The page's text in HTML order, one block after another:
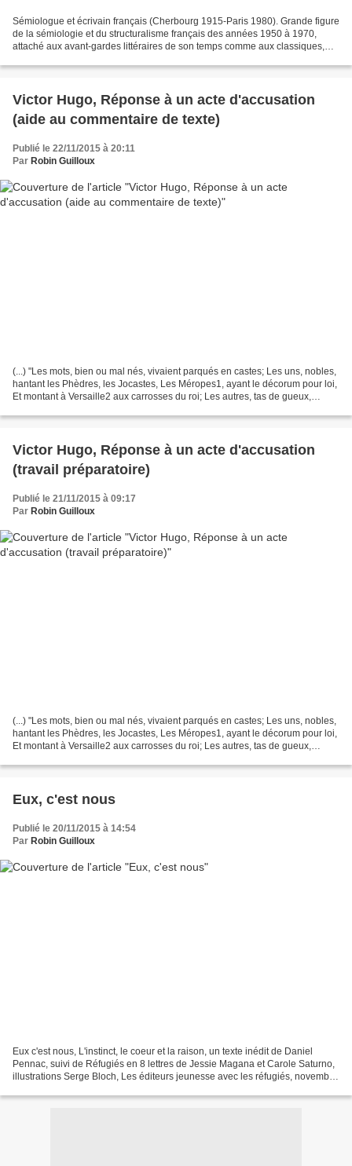
Sémiologue et écrivain français (Cherbourg 1915-Paris 1980). Grande figure
de la sémiologie et du structuralisme français des années 1950 à 1970,
attaché aux avant-gardes littéraires de son temps comme aux classiques,
Victor Hugo, Réponse à un acte d'accusation
(aide au commentaire de texte)
Publié le 22/11/2015 à 20:11
Par Robin Guilloux
(...) "Les mots, bien ou mal nés, vivaient parqués en castes; Les uns, nobles,
hantant les Phèdres, les Jocastes, Les Méropes1, ayant le décorum pour loi,
Et montant à Versaille2 aux carrosses du roi; Les autres, tas de gueux,
Victor Hugo, Réponse à un acte d'accusation
(travail préparatoire)
Publié le 21/11/2015 à 09:17
Par Robin Guilloux
(...) "Les mots, bien ou mal nés, vivaient parqués en castes; Les uns, nobles,
hantant les Phèdres, les Jocastes, Les Méropes1, ayant le décorum pour loi,
Et montant à Versaille2 aux carrosses du roi; Les autres, tas de gueux,
Eux, c'est nous
Publié le 20/11/2015 à 14:54
Par Robin Guilloux
Eux c'est nous, L'instinct, le coeur et la raison, un texte inédit de Daniel
Pennac, suivi de Réfugiés en 8 lettres de Jessie Magana et Carole Saturno,
illustrations Serge Bloch, Les éditeurs jeunesse avec les réfugiés, novembre